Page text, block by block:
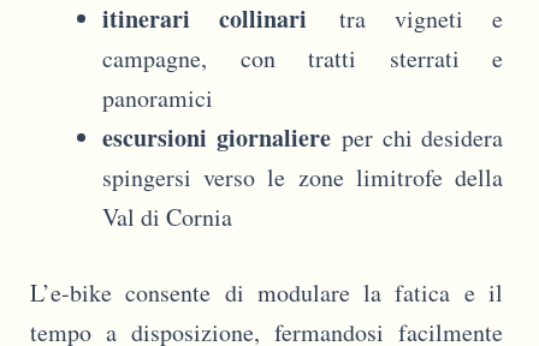
itinerari collinari tra vigneti e
campagne, con tratti sterrati e
panoramici
escursioni giornaliereper chi desidera
spingersi verso le zone limitrofe della
Val di Cornia
L’e-bike consente di modulare la fatica e il
tempo a disposizione, fermandosi facilmente